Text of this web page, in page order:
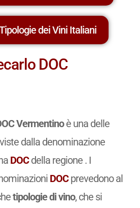
dei Vini Italiani
DOC
Vermentinoè una delle
dalla denominazione
DOCdella regione . I
DOCprevedono al
tipologie di vino, che si